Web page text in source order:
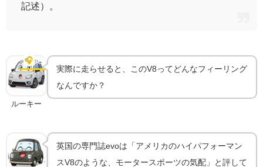
記述）。
🎧 走行フィール
評されたサウンド
ルーキー
実際に走らせると、このV8ってどんなフィーリング
なんですか？
英国の専門誌evoは「アメリカのハイパフォーマン
スV8のような、モータースポーツの気配」と評して